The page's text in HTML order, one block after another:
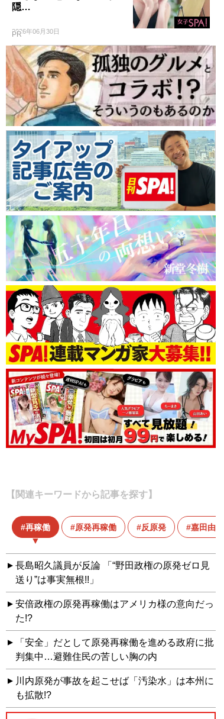
隠…
2026年06月30日
PR
【関連キーワードから記事を探す】
再稼働 原発再稼働 反原発 嘉田由紀
長島昭久議員が反論 「“野田政権の原発ゼロ見
送り”は事実無根!!」
安倍政権の原発再稼働はアメリカ様の意向だっ
た!?
「安全」だとして原発再稼働を進める政府に批
判集中…避難住民の苦しい胸の内
川内原発が事故を起こせば「汚染水」は本州に
も拡散!?